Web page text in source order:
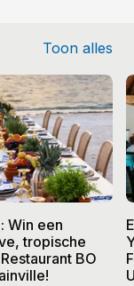
Toon alles
Win een
tropische
BO